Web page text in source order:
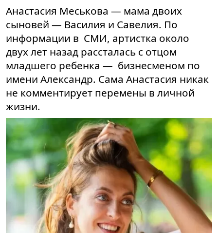
Анастасия Меськова — мама двоих
сыновей — Василия и Савелия. По
информации в СМИ, артистка около
двух лет назад рассталась с отцом
младшего ребенка — бизнесменом по
имени Александр. Сама Анастасия никак
не комментирует перемены в личной
жизни.